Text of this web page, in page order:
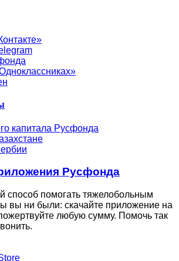
капитала Русфонда
Русфонда
способ помогать тяжелобольным
вы ни были: скачайте приложение на
любую сумму. Помочь так